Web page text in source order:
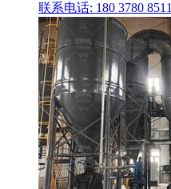
联系电话: 180 3780 8511